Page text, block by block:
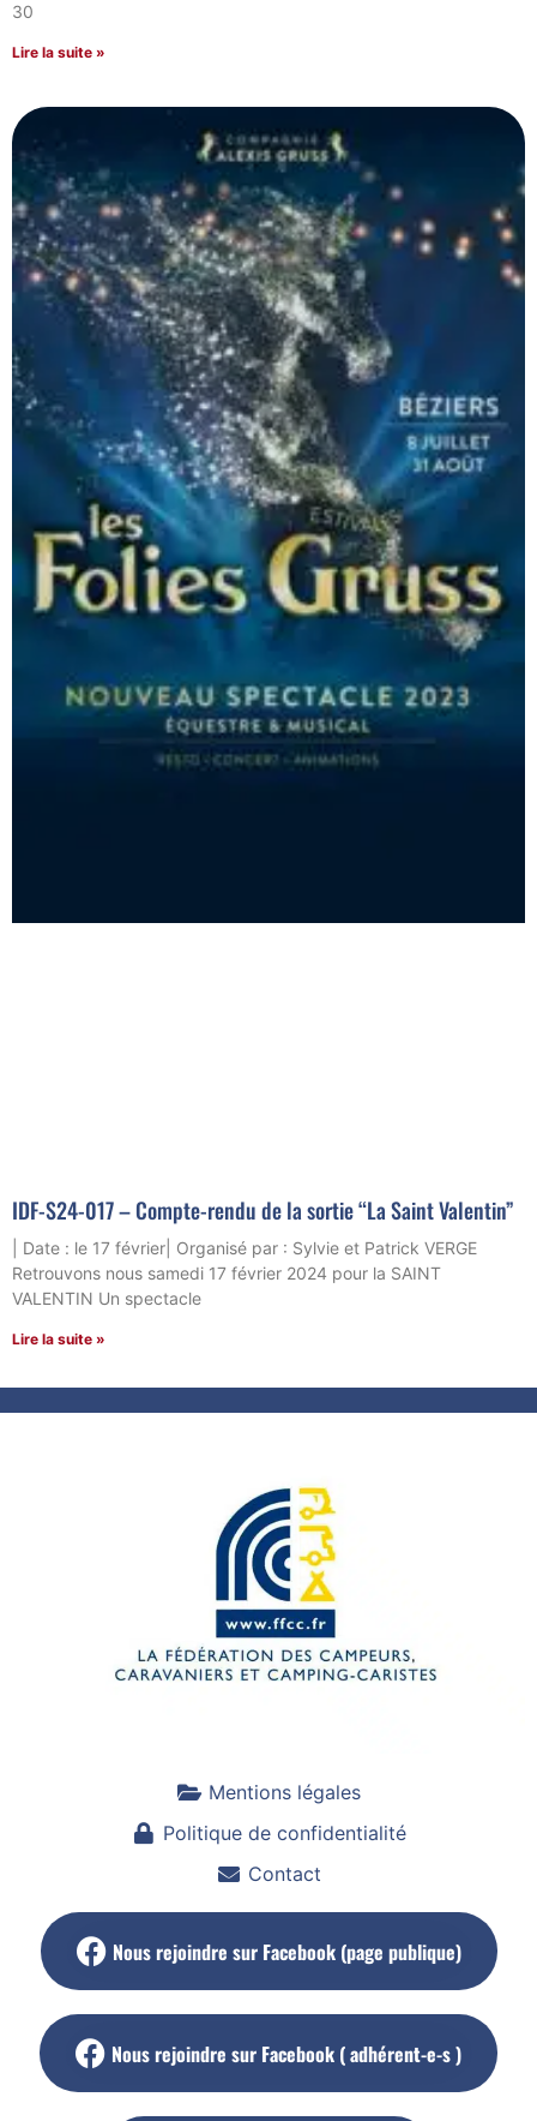
30
Lire la suite »
IDF-S24-017 – Compte-rendu de la sortie “La Saint Valentin”
| Date : le 17 février| Organisé par : Sylvie et Patrick VERGE
Retrouvons nous samedi 17 février 2024 pour la SAINT
VALENTIN Un spectacle
Lire la suite »
Mentions légales
Politique de confidentialité
Contact
Nous rejoindre sur Facebook (page publique)
Nous rejoindre sur Facebook ( adhérent-e-s )